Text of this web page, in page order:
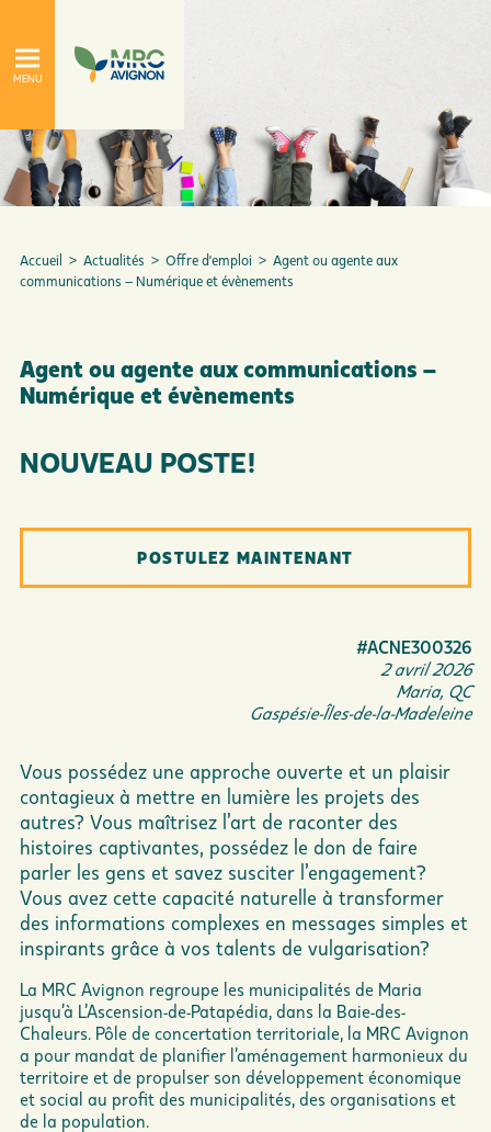
Accueil > Actualités > Offre d'emploi > Agent ou agente aux
communications – Numérique et évènements
Agent ou agente aux communications –
Numérique et évènements
NOUVEAU POSTE!
POSTULEZ MAINTENANT
#ACNE300326
2 avril 2026
Maria, QC
Gaspésie-Îles-de-la-Madeleine
Vous possédez une approche ouverte et un plaisir
contagieux à mettre en lumière les projets des
autres? Vous maîtrisez l’art de raconter des
histoires captivantes, possédez le don de faire
parler les gens et savez susciter l’engagement?
Vous avez cette capacité naturelle à transformer
des informations complexes en messages simples et
inspirants grâce à vos talents de vulgarisation?
La MRC Avignon regroupe les municipalités de Maria
jusqu’à L’Ascension-de-Patapédia, dans la Baie-des-
Chaleurs. Pôle de concertation territoriale, la MRC Avignon
a pour mandat de planifier l’aménagement harmonieux du
territoire et de propulser son développement économique
et social au profit des municipalités, des organisations et
de la population.